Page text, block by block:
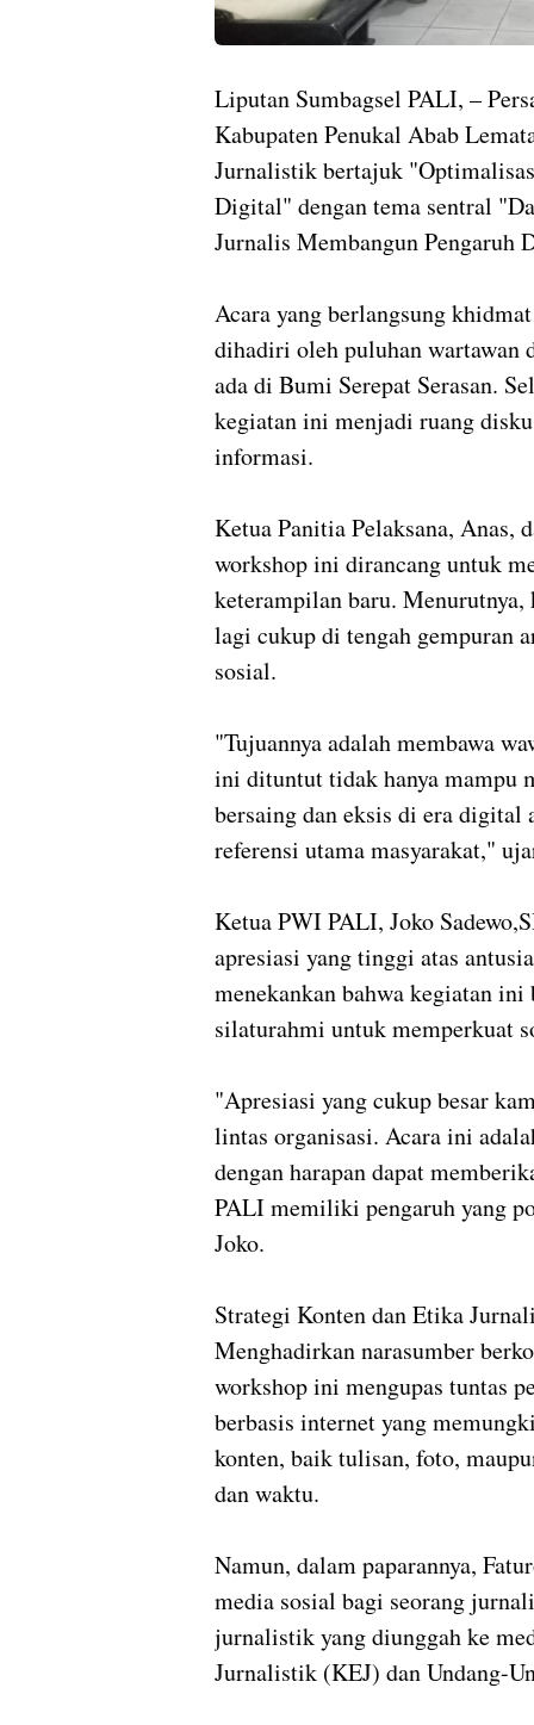
Liputan Sumbagsel ‎PALI, –
Kabupaten Penukal Abab
Jurnalistik bertajuk
Digital" dengan tema sentral
Jurnalis Membangun Pengaruh
‎Acara yang berlangsung
dihadiri oleh puluhan wartawan
ada di Bumi Serepat Serasan.
kegiatan ini menjadi ruang
informasi.
‎Ketua Panitia Pelaksana, Anas,
workshop ini dirancang untuk
keterampilan baru.
lagi cukup di tengah gempuran
sosial.
‎"Tujuannya adalah membawa
ini dituntut tidak hanya mampu
bersaing dan eksis di era
referensi utama masyarakat,"
‎Ketua PWI PALI, Joko
apresiasi yang tinggi atas
menekankan bahwa kegiatan
silaturahmi untuk memperkuat
‎"Apresiasi yang cukup besar
lintas organisasi. Acara ini
dengan harapan dapat
PALI memiliki pengaruh yang
Joko.
‎Strategi Konten dan Etika
‎Menghadirkan narasumber
workshop ini mengupas tuntas
berbasis internet yang
konten, baik tulisan, foto,
dan waktu.
‎Namun, dalam paparannya,
media sosial bagi seorang
jurnalistik yang diunggah ke
Jurnalistik (KEJ) dan Undang-